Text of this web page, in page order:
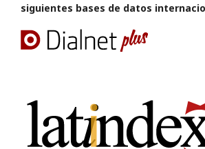
siguientes bases de datos